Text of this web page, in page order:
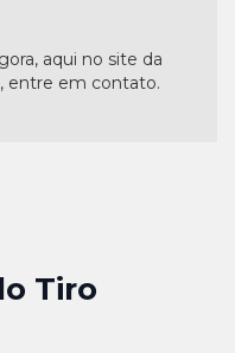
aqui no site da
entre em contato.
Tiro